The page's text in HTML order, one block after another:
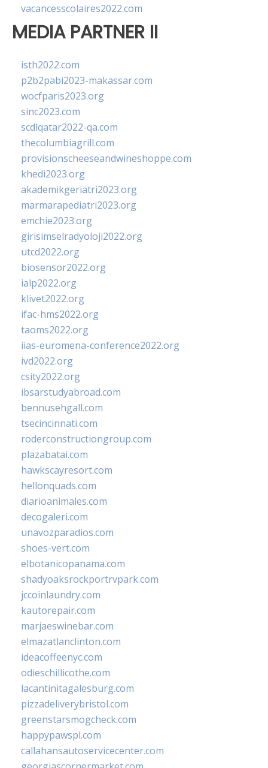
vacancesscolaires2022.com
MEDIA PARTNER II
isth2022.com
p2b2pabi2023-makassar.com
wocfparis2023.org
sinc2023.com
scdlqatar2022-qa.com
thecolumbiagrill.com
provisionscheeseandwineshoppe.com
khedi2023.org
akademikgeriatri2023.org
marmarapediatri2023.org
emchie2023.org
girisimselradyoloji2022.org
utcd2022.org
biosensor2022.org
ialp2022.org
klivet2022.org
ifac-hms2022.org
taoms2022.org
iias-euromena-conference2022.org
ivd2022.org
csity2022.org
ibsarstudyabroad.com
bennusehgall.com
tsecincinnati.com
roderconstructiongroup.com
plazabatai.com
hawkscayresort.com
hellonquads.com
diarioanimales.com
decogaleri.com
unavozparadios.com
shoes-vert.com
elbotanicopanama.com
shadyoaksrockportrvpark.com
jccoinlaundry.com
kautorepair.com
marjaeswinebar.com
elmazatlanclinton.com
ideacoffeenyc.com
odieschillicothe.com
lacantinitagalesburg.com
pizzadeliverybristol.com
greenstarsmogcheck.com
happypawspl.com
callahansautoservicecenter.com